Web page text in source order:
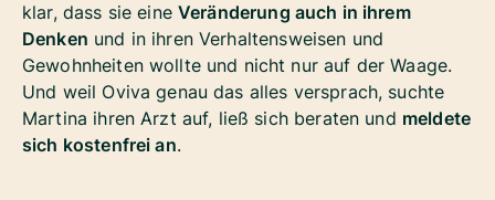
klar, dass sie eine Veränderung auch in ihrem
Denken und in ihren Verhaltensweisen und
Gewohnheiten wollte und nicht nur auf der Waage.
Und weil Oviva genau das alles versprach, suchte
Martina ihren Arzt auf, ließ sich beraten und meldete
sich kostenfrei an.